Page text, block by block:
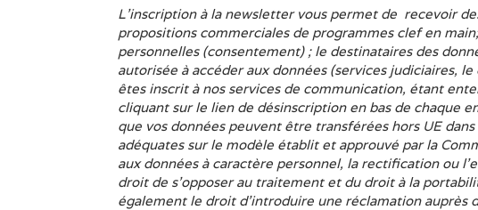
L’inscription à la newsletter vous permet de recevoir
propositions commerciales de programmes clef en
personnelles (consentement) ; le destinataires des
autorisée à accéder aux données (services judiciaires,
êtes inscrit à nos services de communication, étant
cliquant sur le lien de désinscription en bas de chaque
que vos données peuvent être transférées hors UE
adéquates sur le modèle établit et approuvé par la
aux données à caractère personnel, la rectification ou
droit de s’opposer au traitement et du droit à la
également le droit d’introduire une réclamation